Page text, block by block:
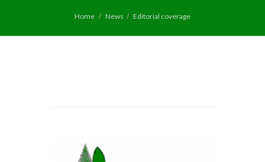
Home News Editorial coverage